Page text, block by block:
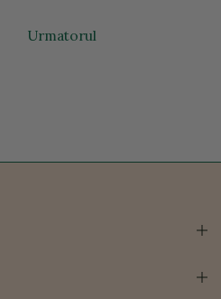
Urmatorul